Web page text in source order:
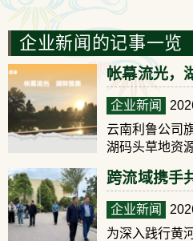
企业新闻的记事一览
帐幕流光，
企业新闻
云南利鲁公司
湖码头草地资
跨流域携手
企业新闻
为深入践行黄